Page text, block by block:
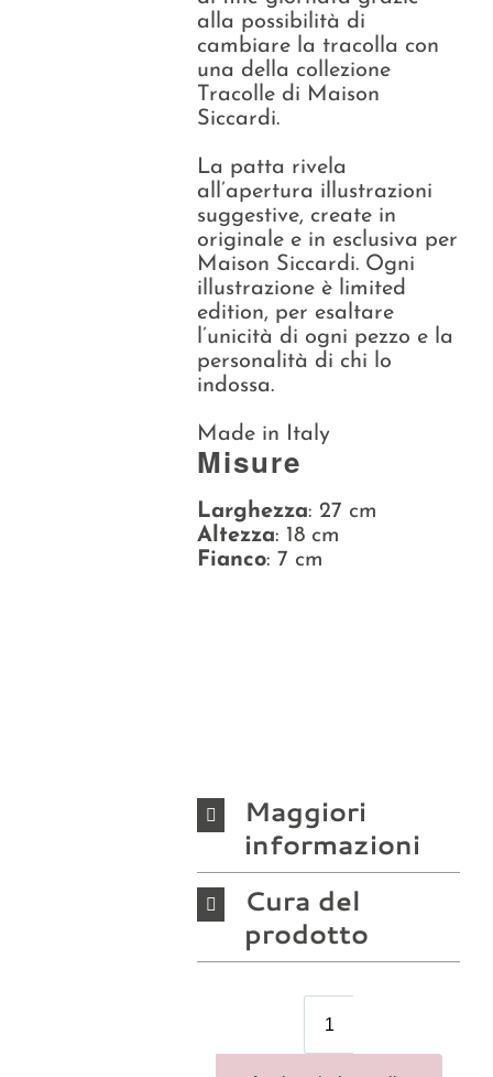
alla possibilità di
cambiare la tracolla con
una della collezione
Tracolle di Maison
Siccardi.
La patta rivela
all’apertura illustrazioni
suggestive, create in
originale e in esclusiva per
Maison Siccardi. Ogni
illustrazione è limited
edition, per esaltare
l’unicità di ogni pezzo e la
personalità di chi lo
indossa.
Made in Italy
Misure
Larghezza: 27 cm
Altezza: 18 cm
Fianco: 7 cm
Maggiori
informazioni
Cura del
prodotto